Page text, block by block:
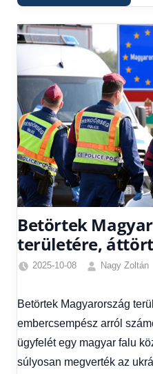
Betörtek
területére,
2025-10-08
Nagy Zoltán
Betörtek Magyarország
embercsempész arról
ügyfelét egy magyar falu
súlyosan megverték az